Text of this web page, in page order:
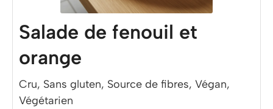
Salade de fenouil et
orange
Cru, Sans gluten, Source de fibres, Végan,
Végétarien